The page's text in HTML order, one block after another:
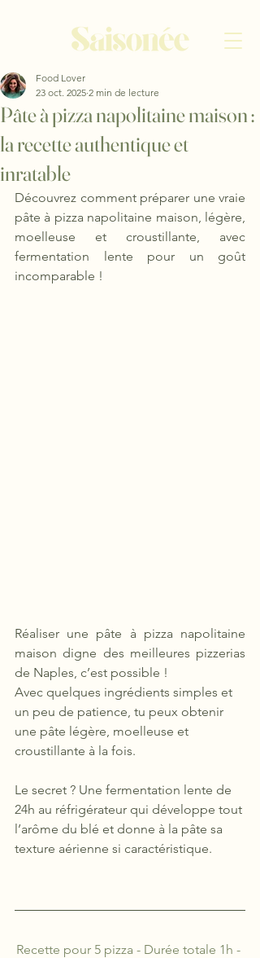
Pâte à pizza napolitaine maison :
la recette authentique et
inratable
Food Lover
23 oct. 2025 2 min de lecture
Découvrez comment préparer une vraie
pâte à pizza napolitaine maison, légère,
moelleuse et croustillante, avec
fermentation lente pour un goût
incomparable !
Réaliser une pâte à pizza napolitaine
maison digne des meilleures pizzerias
de Naples, c’est possible !
Avec quelques ingrédients simples et
un peu de patience, tu peux obtenir
une pâte légère, moelleuse et
croustillante à la fois.
Le secret ? Une fermentation lente de
24h au réfrigérateur qui développe tout
l’arôme du blé et donne à la pâte sa
texture aérienne si caractéristique.
Recette pour 5 pizza - Durée totale 1h -